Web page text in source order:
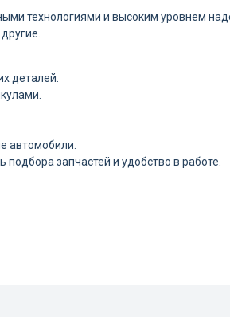
технологиями и высоким уровнем
деталей.
автомобили.
запчастей и удобство в работе.